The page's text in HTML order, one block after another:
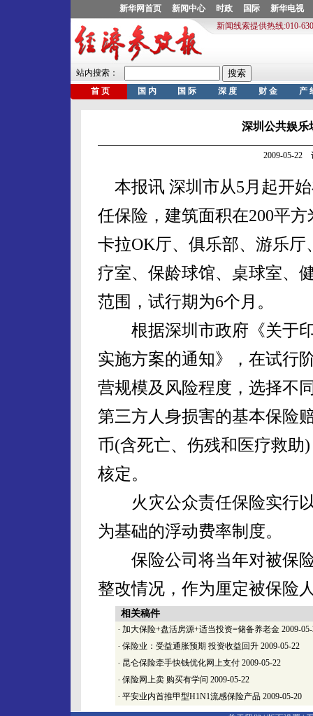
深圳公共娱乐
2009-05-22
本报讯 深圳市从5月起开
任保险，建筑面积在200平
卡拉OK厅、俱乐部、游乐
疗室、保龄球馆、桌球室、
范围，试行期为6个月。
根据深圳市政府《关于印
实施方案的通知》，在试行
营规模及风险程度，选择不
第三方人身损害的基本保险
币(含死亡、伤残和医疗救
核定。
火灾公众责任保险实行以
为基础的浮动费率制度。
保险公司将当年对被保险
整改情况，作为厘定被保险
相关稿件
· 加大保险+盘活房源+适当投资=储备养老金 2009-
· 保险业：受益通胀预期 投资收益回升 2009-05-22
· 昆仑保险牵手快钱优化网上支付 2009-05-22
· 保险网上卖 购买有学问 2009-05-22
· 平安业内首推甲型H1N1流感保险产品 2009-05-20